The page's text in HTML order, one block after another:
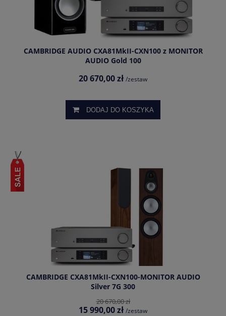
CAMBRIDGE AUDIO CXA81MkII-CXN100 z MONITOR
AUDIO Gold 100
20 670,00 zł /zestaw
DODAJ DO KOSZYKA
CAMBRIDGE CXA81MkII-CXN100-MONITOR AUDIO
Silver 7G 300
20 670,00 zł
15 990,00 zł /zestaw